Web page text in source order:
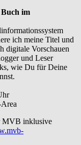
im
ich meine Titel und
digitale Vorschauen
und Leser
wie Du für Deine
MVB inklusive